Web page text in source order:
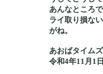
あんなところ
ライ取り損な
がね。
あおばタイムズ
令和4年11月1日